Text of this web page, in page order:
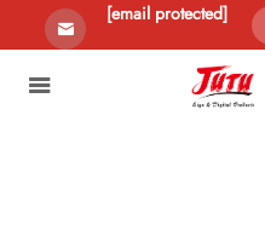
[email protected]